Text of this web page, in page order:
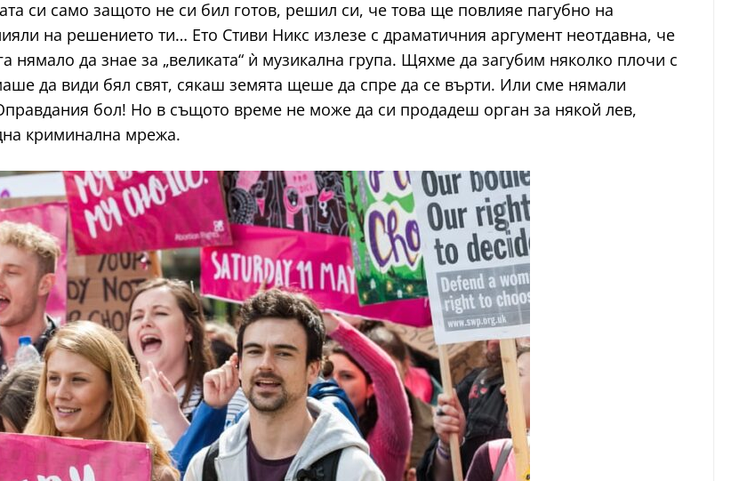
си само защото не си бил готов, решил си, че това ще повлияе пагубно на
на решението ти… Ето Стиви Никс излезе с драматичния аргумент неотдавна, че
нямало да знае за „великата“ ѝ музикална група. Щяхме да загубим няколко плочи с
да види бял свят, сякаш земята щеше да спре да се върти. Или сме нямали
бол! Но в същото време не може да си продадеш орган за някой лев,
криминална мрежа.